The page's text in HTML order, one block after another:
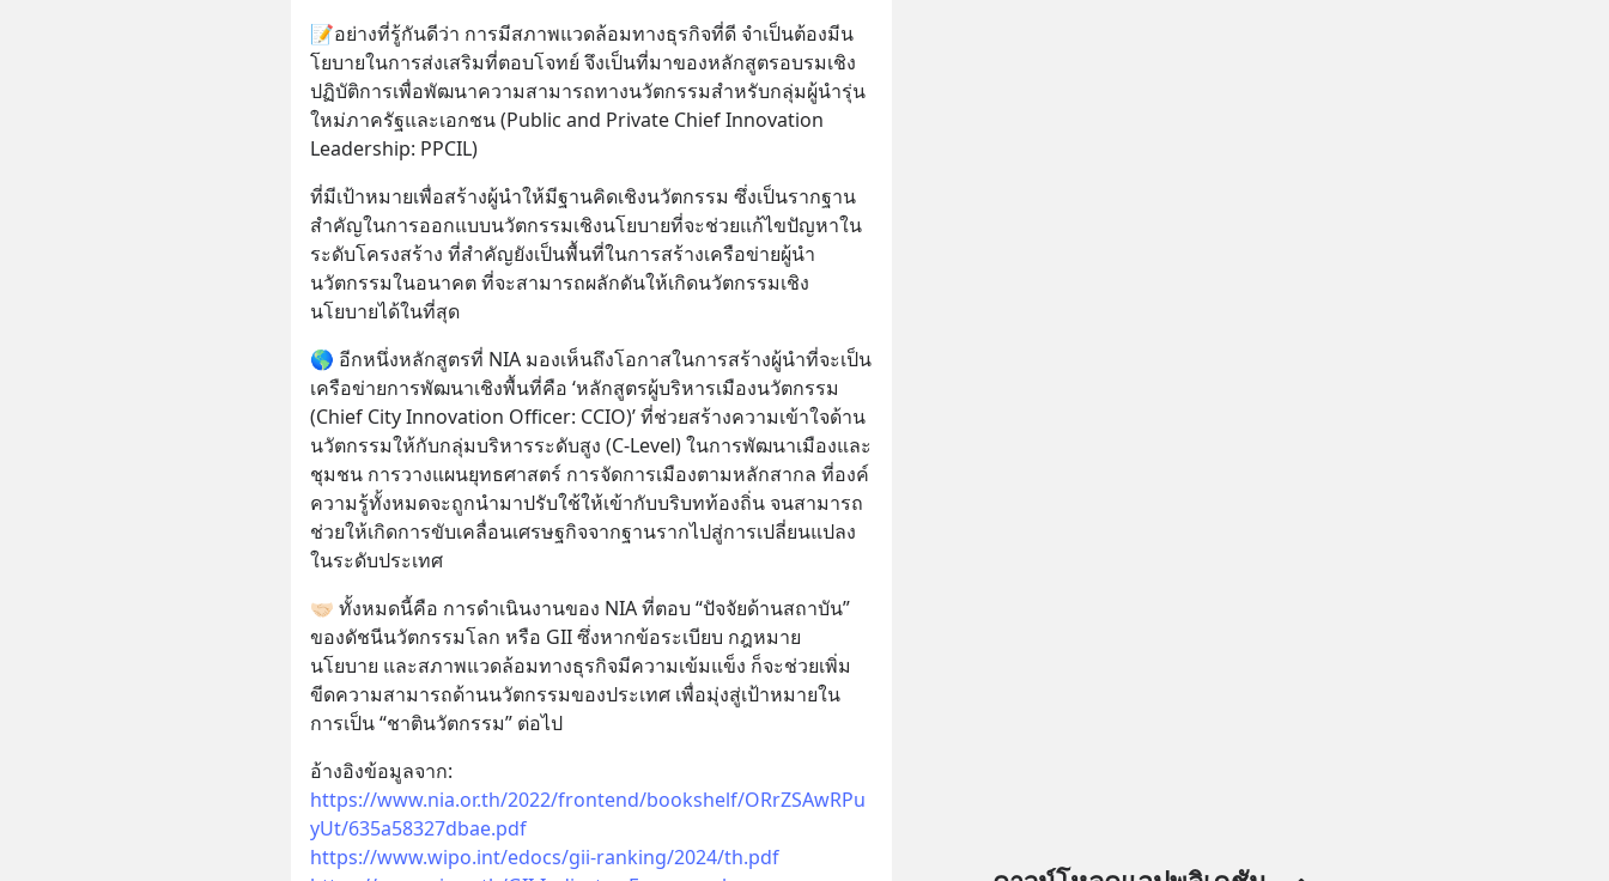
📝อย่างที่รู้กันดีว่า การมีสภาพแวดล้อมทางธุรกิจที่ดี จำเป็นต้องมีน
โยบายในการส่งเสริมที่ตอบโจทย์ จึงเป็นที่มาของหลักสูตรอบรมเชิง
ปฏิบัติการเพื่อพัฒนาความสามารถทางนวัตกรรมสำหรับกลุ่มผู้นำรุ่น
ใหม่ภาครัฐและเอกชน (Public and Private Chief Innovation
Leadership: PPCIL)
ที่มีเป้าหมายเพื่อสร้างผู้นำให้มีฐานคิดเชิงนวัตกรรม ซึ่งเป็นรากฐาน
สำคัญในการออกแบบนวัตกรรมเชิงนโยบายที่จะช่วยแก้ไขปัญหาใน
ระดับโครงสร้าง ที่สำคัญยังเป็นพื้นที่ในการสร้างเครือข่ายผู้นำ
นวัตกรรมในอนาคต ที่จะสามารถผลักดันให้เกิดนวัตกรรมเชิง
นโยบายได้ในที่สุด
🌎 อีกหนึ่งหลักสูตรที่ NIA มองเห็นถึงโอกาสในการสร้างผู้นำที่จะเป็น
เครือข่ายการพัฒนาเชิงพื้นที่คือ ‘หลักสูตรผู้บริหารเมืองนวัตกรรม
(Chief City Innovation Officer: CCIO)’ ที่ช่วยสร้างความเข้าใจด้าน
นวัตกรรมให้กับกลุ่มบริหารระดับสูง (C-Level) ในการพัฒนาเมืองและ
ชุมชน การวางแผนยุทธศาสตร์ การจัดการเมืองตามหลักสากล ที่องค์
ความรู้ทั้งหมดจะถูกนำมาปรับใช้ให้เข้ากับบริบทท้องถิ่น จนสามารถ
ช่วยให้เกิดการขับเคลื่อนเศรษฐกิจจากฐานรากไปสู่การเปลี่ยนแปลง
ในระดับประเทศ
🤝🏻 ทั้งหมดนี้คือ การดำเนินงานของ NIA ที่ตอบ “ปัจจัยด้านสถาบัน”
ของดัชนีนวัตกรรมโลก หรือ GII ซึ่งหากข้อระเบียบ กฎหมาย
นโยบาย และสภาพแวดล้อมทางธุรกิจมีความเข้มแข็ง ก็จะช่วยเพิ่ม
ขีดความสามารถด้านนวัตกรรมของประเทศ เพื่อมุ่งสู่เป้าหมายใน
การเป็น “ชาตินวัตกรรม” ต่อไป
อ้างอิงข้อมูลจาก:
https://www.nia.or.th/2022/frontend/bookshelf/ORrZSAwRPu
yUt/635a58327dbae.pdf
https://www.wipo.int/edocs/gii-ranking/2024/th.pdf